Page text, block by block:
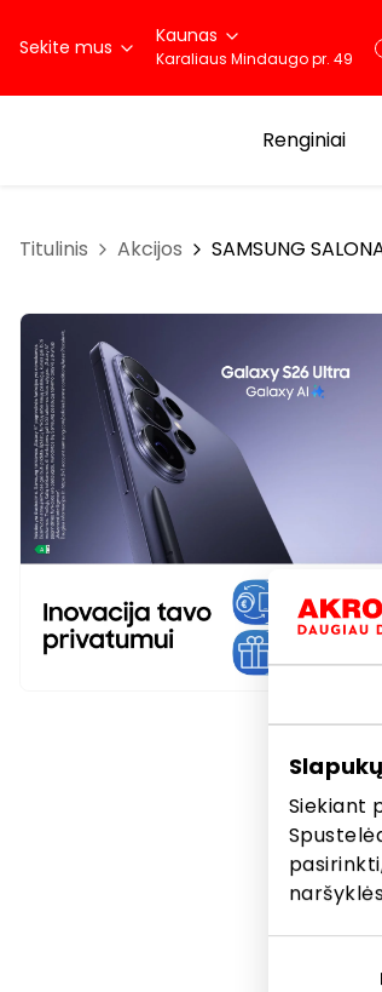
Siekiant
Sekite mus Kaunas
Karaliaus Mindaugo pr. 49
Renginiai
Titulinis Akcijos SAMSUNG